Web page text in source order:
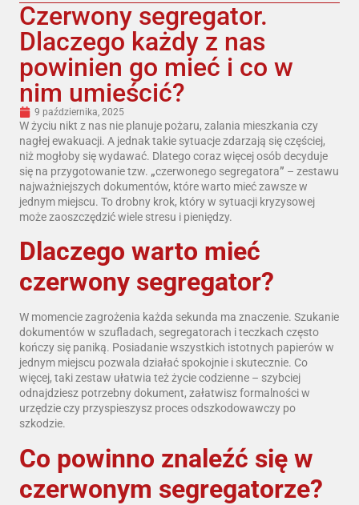
Czerwony segregator.
Dlaczego każdy z nas
powinien go mieć i co w
nim umieścić?
9 października, 2025
W życiu nikt z nas nie planuje pożaru, zalania mieszkania czy
nagłej ewakuacji. A jednak takie sytuacje zdarzają się częściej,
niż mogłoby się wydawać. Dlatego coraz więcej osób decyduje
się na przygotowanie tzw. „czerwonego segregatora” – zestawu
najważniejszych dokumentów, które warto mieć zawsze w
jednym miejscu. To drobny krok, który w sytuacji kryzysowej
może zaoszczędzić wiele stresu i pieniędzy.
Dlaczego warto mieć
czerwony segregator?
W momencie zagrożenia każda sekunda ma znaczenie. Szukanie
dokumentów w szufladach, segregatorach i teczkach często
kończy się paniką. Posiadanie wszystkich istotnych papierów w
jednym miejscu pozwala działać spokojnie i skutecznie. Co
więcej, taki zestaw ułatwia też życie codzienne – szybciej
odnajdziesz potrzebny dokument, załatwisz formalności w
urzędzie czy przyspieszysz proces odszkodowawczy po
szkodzie.
Co powinno znaleźć się w
czerwonym segregatorze?